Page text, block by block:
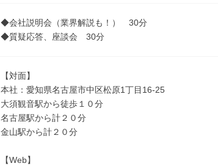
◆会社説明会（業界解説も！） 30分
◆質疑応答、座談会 30分
【対面】
本社：愛知県名古屋市中区松原1丁目16-25
大須観音駅から徒歩１０分
名古屋駅から計２０分
金山駅から計２０分
【Web】